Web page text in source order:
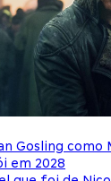
Gosling
em 2028